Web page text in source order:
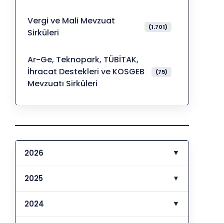
Vergi ve Mali Mevzuat
Sirküleri
(1.701)
Ar-Ge, Teknopark, TÜBİTAK,
İhracat Destekleri ve KOSGEB
Mevzuatı Sirküleri
(75)
2026 ▼
2025 ▼
2024 ▼